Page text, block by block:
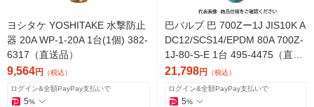
ヨシタケ YOSHITAKE 水撃防止
器 20A WP-1-20A 1台(1個) 382-
6317（直送品）
9,564円 （税込）
ログイン&全額PayPay支払いで
5%
巴バルブ 巴 700Zー1J JIS10K A
DC12/SCS14/EPDM 80A 700Z-
1J-80-S-E 1台 495-4475（直送
品）
21,798円 （税込）
ログイン&全額PayPay支払いで
5%